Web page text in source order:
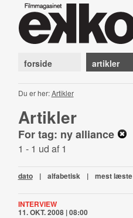
forside artikler
Du er her:Artikler
Artikler
For tag: ny alliance
1 - 1 ud af 1
dato | alfabetisk | mest læste
INTERVIEW
11. OKT. 2008 | 08:00